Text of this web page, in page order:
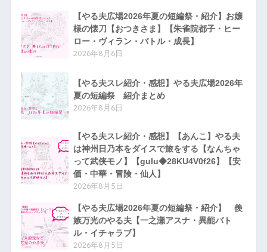
【やる夫広場2026年夏の短編祭・紹介】お嬢
様の懐刀【おつきさま】【朱雀院都子・ヒー
ロー・ヴィラン・バトル・成長】
2026年8月6日
【やる夫スレ紹介・感想】やる夫広場2026年
夏の短編祭 紹介まとめ
2026年8月6日
【やる夫スレ紹介・感想】【あんこ】やる夫
は神州日乃本をダイスで旅をする【なんちゃ
って武侠モノ】【gulu◆28KU4V0f26】【安
価・中華・冒険・仙人】
2026年8月5日
【やる夫広場2026年夏の短編祭・紹介】 羨
嫉万光のやる夫【一之瀬アスナ・異能バト
ル・イチャラブ】
2026年8月5日